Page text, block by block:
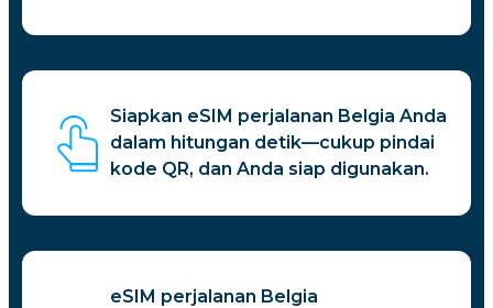
Siapkan eSIM perjalanan Belgia Anda
dalam hitungan detik—cukup pindai
kode QR, dan Anda siap digunakan.
eSIM perjalanan Belgia